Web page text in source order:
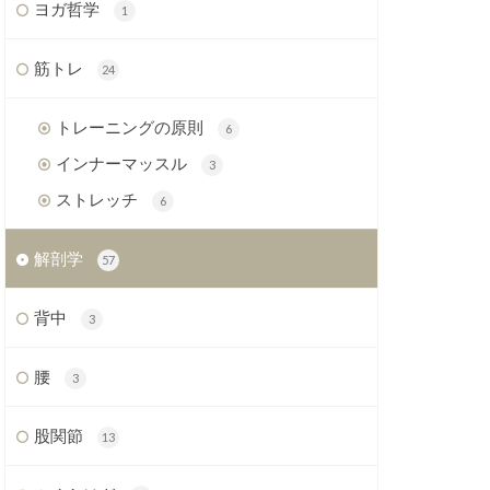
ヨガ哲学 1
筋トレ 24
トレーニングの原則 6
インナーマッスル 3
ストレッチ 6
解剖学 57
背中 3
腰 3
股関節 13